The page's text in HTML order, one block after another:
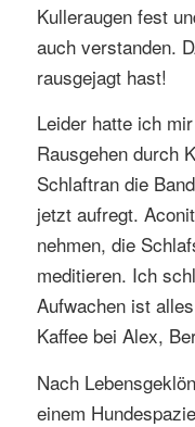
Kulleraugen fest
auch verstanden.
rausgejagt hast!
Leider hatte ich
Rausgehen durch
Schlaftran die
jetzt aufregt.
nehmen, die
meditieren. Ich
Aufwachen ist
Kaffee bei Alex,
Nach
einem